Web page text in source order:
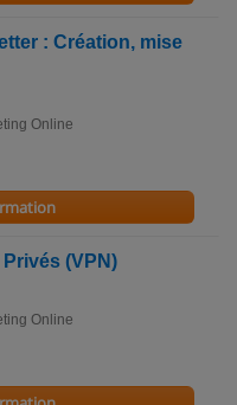
: Création, mise
Online
(VPN)
Online